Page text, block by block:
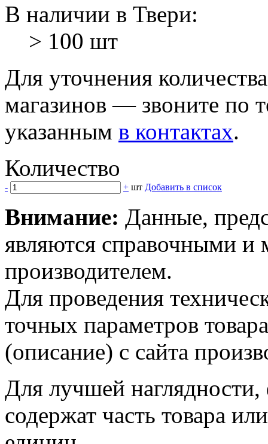
В наличии в Твери:
> 100 шт
Для уточнения
магазинов — звоните по
указанным в контактах.
Количество
- + шт Добавить в список
Внимание: Данные,
являются справочными и
производителем.
Для проведения
точных параметров
(описание) с сайта
Для лучшей наглядности,
содержат часть товара